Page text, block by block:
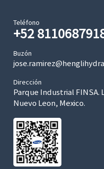
Teléfono
+52
Buzón
Dirección
Parque Industrial FINSA.
Nuevo Leon, Mexico.